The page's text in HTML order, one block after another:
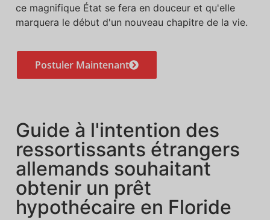
ce magnifique État se fera en douceur et qu'elle
marquera le début d'un nouveau chapitre de la vie.
Postuler Maintenant
Guide à l'intention des
ressortissants étrangers
allemands souhaitant
obtenir un prêt
hypothécaire en Floride